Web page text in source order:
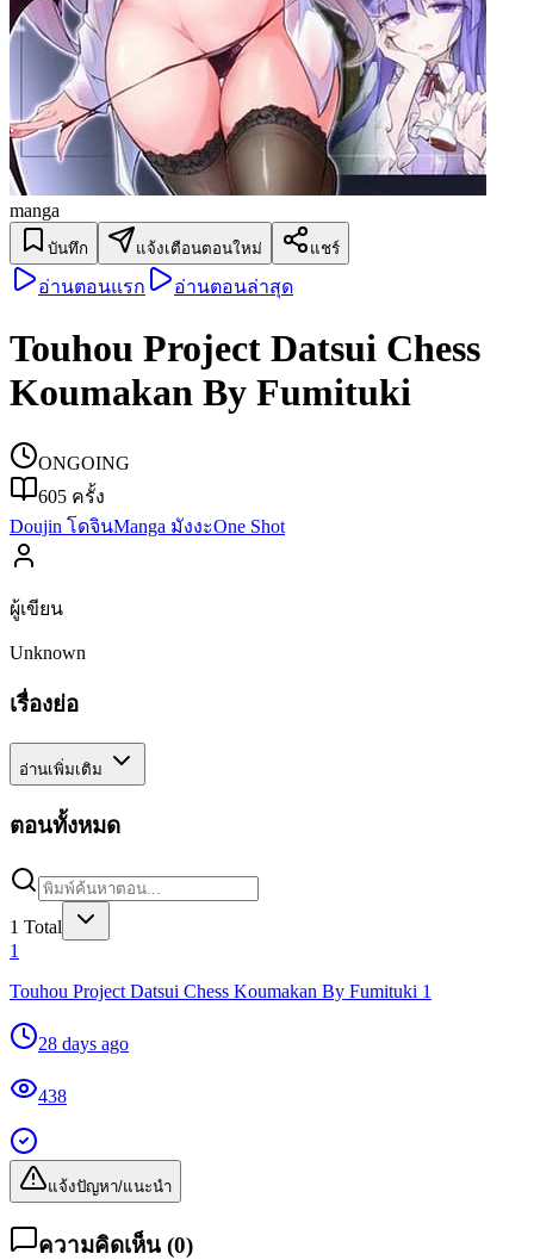
manga
บันทึก แจ้งเตือนตอนใหม่ แชร์
อ่านตอนแรก อ่านตอนล่าสุด
Touhou Project Datsui Chess
Koumakan By Fumituki
ONGOING
605 ครั้ง
Doujin โดจินManga มังงะOne Shot
ผู้เขียน
Unknown
เรื่องย่อ
อ่านเพิ่มเติม
ตอนทั้งหมด
1 Total
1
Touhou Project Datsui Chess Koumakan By Fumituki 1
28 days ago
438
แจ้งปัญหา/แนะนำ
ความคิดเห็น (0)